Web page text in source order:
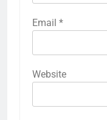
Email *
Website